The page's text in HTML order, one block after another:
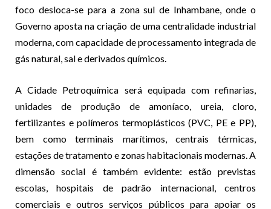
foco desloca-se para a zona sul de Inhambane, onde o
Governo aposta na criação de uma centralidade industrial
moderna, com capacidade de processamento integrada de
gás natural, sal e derivados químicos.
A Cidade Petroquímica será equipada com refinarias,
unidades de produção de amoníaco, ureia, cloro,
fertilizantes e polímeros termoplásticos (PVC, PE e PP),
bem como terminais marítimos, centrais térmicas,
estações de tratamento e zonas habitacionais modernas. A
dimensão social é também evidente: estão previstas
escolas, hospitais de padrão internacional, centros
comerciais e outros serviços públicos para apoiar os